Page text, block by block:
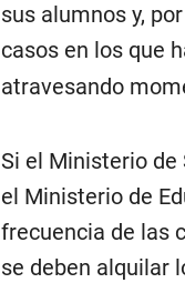
sus alumnos y,
casos en los que
atravesando
Si el Ministerio de
el Ministerio de
frecuencia de las
se deben alquilar